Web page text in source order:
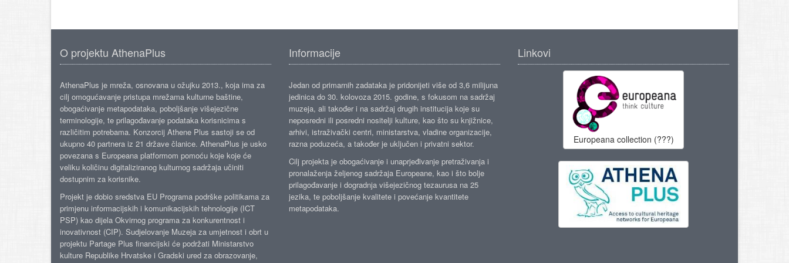
O projektu AthenaPlus
AthenaPlus je mreža, osnovana u ožujku 2013., koja ima za
cilj omogućavanje pristupa mrežama kulturne baštine,
obogaćivanje metapodataka, poboljšanje višejezične
terminologije, te prilagođavanje podataka korisnicima s
različitim potrebama. Konzorcij Athene Plus sastoji se od
ukupno 40 partnera iz 21 države članice. AthenaPlus je usko
povezana s Europeana platformom pomoću koje koje će
veliku količinu digitaliziranog kulturnog sadržaja učiniti
dostupnim za korisnike.
Projekt je dobio sredstva EU Programa podrške politikama za
primjenu informacijskih i komunikacijskih tehnologije (ICT
PSP) kao dijela Okvirnog programa za konkurentnost i
inovativnost (CIP). Sudjelovanje Muzeja za umjetnost i obrt u
projektu Partage Plus financijski će podržati Ministarstvo
kulture Republike Hrvatske i Gradski ured za obrazovanje,
Informacije
Jedan od primarnih zadataka je pridonijeti više od 3,6 milijuna
jedinica do 30. kolovoza 2015. godine, s fokusom na sadržaj
muzeja, ali također i na sadržaj drugih institucija koje su
neposredni ili posredni nositelji kulture, kao što su knjižnice,
arhivi, istraživački centri, ministarstva, vladine organizacije,
razna poduzeća, a također je uključen i privatni sektor.
Cilj projekta je obogaćivanje i unaprjeđivanje pretraživanja i
pronalaženja željenog sadržaja Europeane, kao i što bolje
prilagođavanje i dogradnja višejezičnog tezaurusa na 25
jezika, te poboljšanje kvalitete i povećanje kvantitete
metapodataka.
Linkovi
Europeana collection (???)